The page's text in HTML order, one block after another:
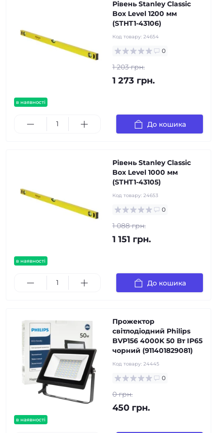
в наявності
Рівень Stanley Classic
Box Level 1200 мм
(STHT1-43106)
Код товару: 24654
0
1 203 грн.
1 273 грн.
До кошика
в наявності
Рівень Stanley Classic
Box Level 1000 мм
(STHT1-43105)
Код товару: 24653
0
1 088 грн.
1 151 грн.
До кошика
в наявності
Прожектор
світлодіодний Philips
BVP156 4000K 50 Вт IP65
чорний (911401829081)
Код товару: 24445
0
0 грн.
450 грн.